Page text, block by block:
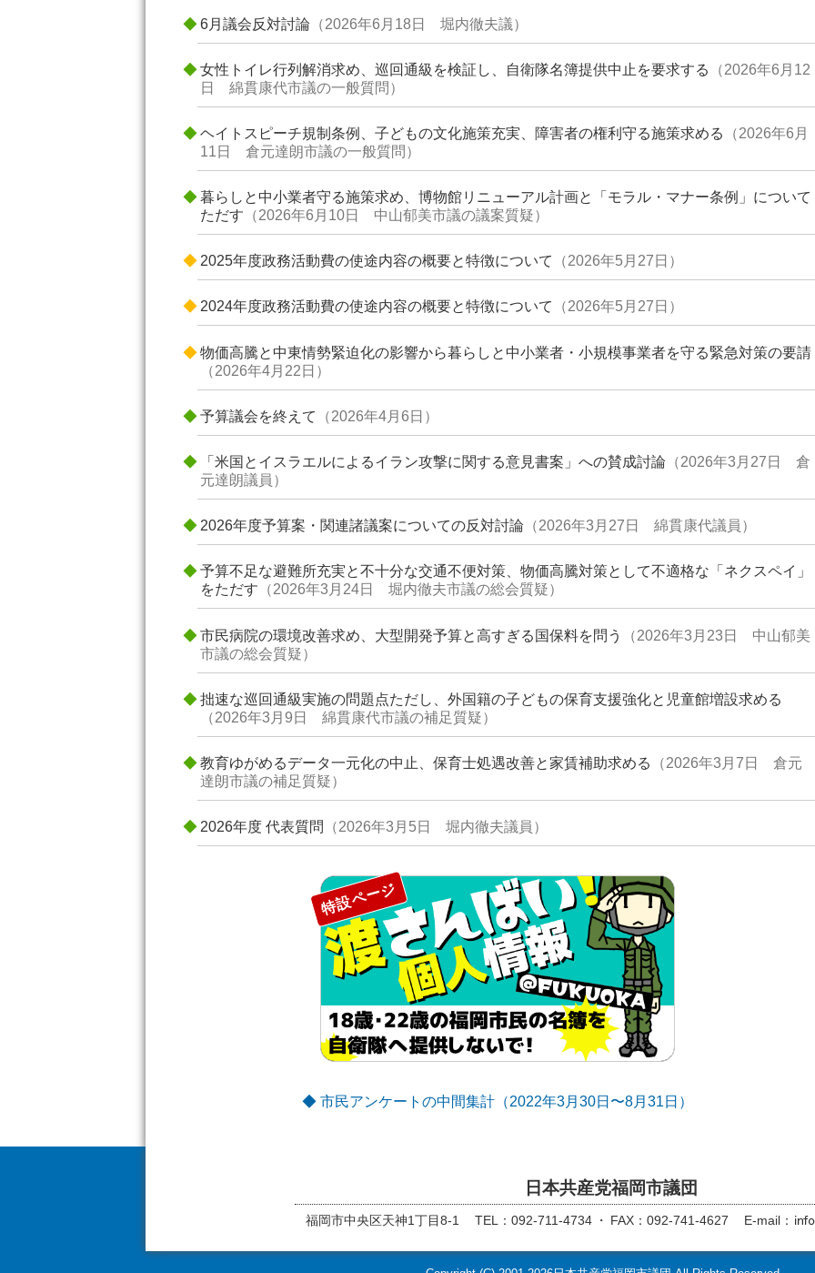
6月議会反対討論 （2026年6月18日 堀内徹夫議）
女性トイレ行列解消求め、巡回通級を検証し、自衛隊名簿提供中止を要求する
（2026年6月12
日 綿貫康代市議の一般質問）
ヘイトスピーチ規制条例、子どもの文化施策充実、障害者の権利守る施策求める
（2026年6月
11日 倉元達朗市議の一般質問）
暮らしと中小業者守る施策求め、博物館リニューアル計画と「モラル・マナー条例」について
ただす （2026年6月10日 中山郁美市議の議案質疑）
2025年度政務活動費の使途内容の概要と特徴について （2026年5月27日）
2024年度政務活動費の使途内容の概要と特徴について （2026年5月27日）
物価高騰と中東情勢緊迫化の影響から暮らしと中小業者・小規模事業者を守る緊急対策の要請
（2026年4月22日）
予算議会を終えて （2026年4月6日）
「米国とイスラエルによるイラン攻撃に関する意見書案」への賛成討論 （2026年3月27日 倉
元達朗議員）
2026年度予算案・関連諸議案についての反対討論 （2026年3月27日 綿貫康代議員）
予算不足な避難所充実と不十分な交通不便対策、物価高騰対策として不適格な「ネクスペイ」
をただす （2026年3月24日 堀内徹夫市議の総会質疑）
市民病院の環境改善求め、大型開発予算と高すぎる国保料を問う
（2026年3月23日 中山郁美
市議の総会質疑）
拙速な巡回通級実施の問題点ただし、外国籍の子どもの保育支援強化と児童館増設求める
（2026年3月9日 綿貫康代市議の補足質疑）
教育ゆがめるデータ一元化の中止、保育士処遇改善と家賃補助求める
（2026年3月7日 倉元
達朗市議の補足質疑）
2026年度 代表質問 （2026年3月5日 堀内徹夫議員）
特設ページ
◆ 市民アンケートの中間集計（2022年3月30日〜8月31日）
日本共産党福岡市議団
福岡市中央区天神1丁目8-1 TEL：092-711-4734 FAX：092-741-4627 E-mail：